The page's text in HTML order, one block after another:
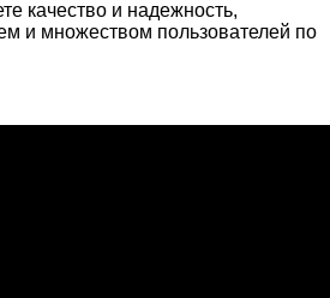
качество и надежность,
и множеством пользователей по